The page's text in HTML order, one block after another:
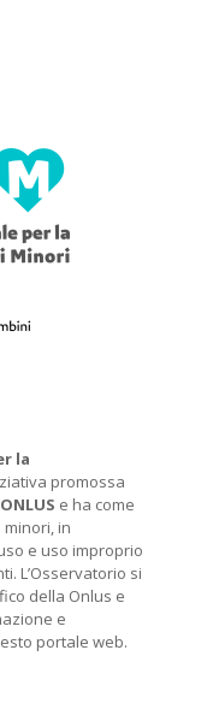
la
promossa
e ha come
in
e uso improprio
L’Osservatorio si
della Onlus e
e
portale web.